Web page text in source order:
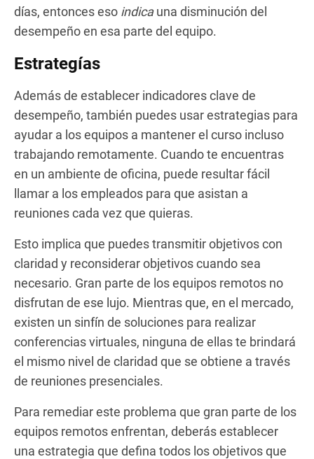
días, entonces eso indicauna disminución del
desempeño en esa parte del equipo.
Estrategías
Además de establecer indicadores clave de
desempeño, también puedes usar estrategias para
ayudar a los equipos a mantener el curso incluso
trabajando remotamente. Cuando te encuentras
en un ambiente de oficina, puede resultar fácil
llamar a los empleados para que asistan a
reuniones cada vez que quieras.
Esto implica que puedes transmitir objetivos con
claridad y reconsiderar objetivos cuando sea
necesario. Gran parte de los equipos remotos no
disfrutan de ese lujo. Mientras que, en el mercado,
existen un sinfín de soluciones para realizar
conferencias virtuales, ninguna de ellas te brindará
el mismo nivel de claridad que se obtiene a través
de reuniones presenciales.
Para remediar este problema que gran parte de los
equipos remotos enfrentan, deberás establecer
una estrategia que defina todos los objetivos que